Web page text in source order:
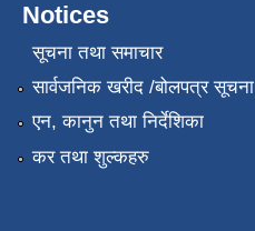
Notices
सूचना तथा समाचार
सार्वजनिक खरीद /बोलपत्र सूचना
एन, कानुन तथा निर्देशिका
कर तथा शुल्कहरु